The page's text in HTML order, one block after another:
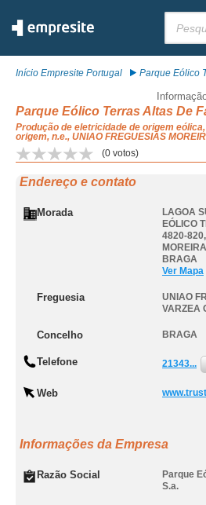
Início Empresite Portugal Parque Eólico
Parque Eólico Terras Altas De
Produção de eletricidade de origem
origem, n.e., UNIAO FREGUESIAS
(0 votos)
Endereço e contato
Morada
LAGOA
EÓLICO
4820-820,
BRAGA
Ver Mapa
Freguesia
UNIAO
VARZEA
Concelho BRAGA
Telefone 21343...
Web
Informações da Empresa
Razão Social
Parque
S.a.